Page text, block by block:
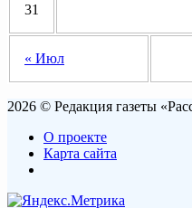
« Июл
31
2026 © Редакция газеты
О проекте
Карта сайта